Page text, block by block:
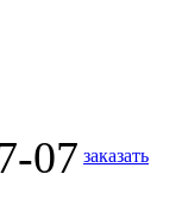
07 заказать